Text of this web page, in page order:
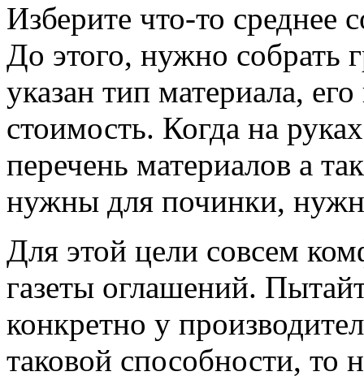
Изберите что-то среднее
До этого, нужно собрать
указан тип материала,
стоимость. Когда на
перечень материалов а
нужны для починки,
Для этой цели совсем
газеты оглашений.
конкретно у
таковой способности, то